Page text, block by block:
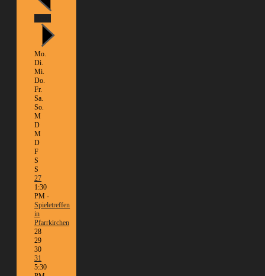
Mo.
Di.
Mi.
Do.
Fr.
Sa.
So.
M
D
M
D
F
S
S
27
1:30
PM -
Spieletreffen
in
Pfarrkirchen
28
29
30
31
5:30